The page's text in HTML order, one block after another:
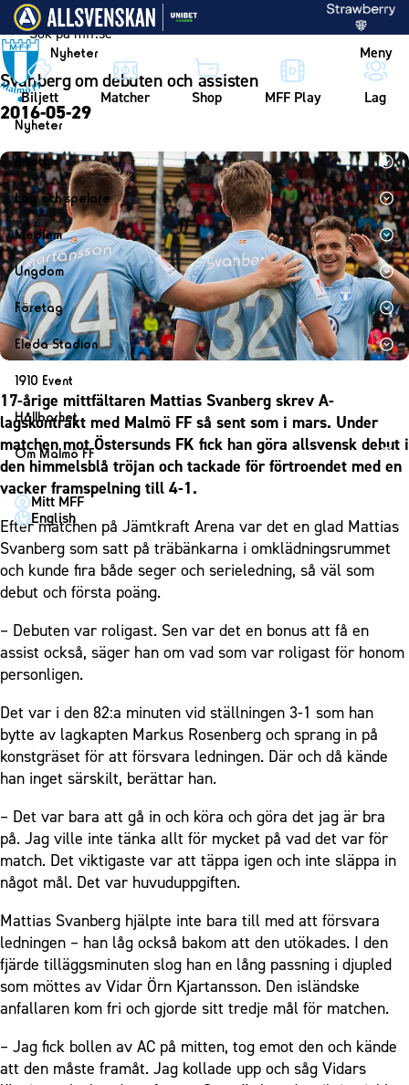
Vidare till innehållet
Nyheter Meny
Biljett Matcher Shop MFF Play Lag
Nyheter
Nyheter
Kalender
Biljett
Biljett
Årskort herr
Årskort dam
Mitt MFF
Biljetter till bortamatcher
Biljettvillkor
Lag och spelare
Lag
Herrlaget
Spelare
Ledarstab
Damlaget
Spelare
Ledarstab
Medlem
Medlemskap i Malmö FF
Årsmöte 2026
Ungdom
MFF Ungdom
Sommarfotboll
Skånecupen
Fotbollsskolan
Fotbollsnätverket
P19
F19
P17
F17
Malmö Trophy
Företag
Bli företagspartner
Nätverket
Klubbstolar
Partner dam
Eleda Stadion
Eleda Stadion
Erics Bar & Restaurang
Matchdag på Eleda Stadion
MFF-museet & rundvandringar
1910 Event
1910 Event
Fest & Event
Konferens
Möte
Mässa
Sommarfest
Julshow
Vanliga frågor om 1910 Event
Hållbarhet
Hållbarhet
Himmelsblå framtid – en match för miljön
MFF i samhället
Laget för alla
Nattfotboll
Himmelsblå Tillsammans
Karriärakademin
Grundskolefotboll mot rasismer
Skolakademier
Fonder
Om Malmö FF
Om Malmö FF
Kontakt
Press och media
Historik – herrlaget
Historik – damlaget
Närstående organisationer
Policydokument
Personuppgiftspolicy
Mitt MFF
English
Svanberg om debuten och assisten
2016-05-29
17-årige mittfältaren Mattias Svanberg skrev A-
lagskontrakt med Malmö FF så sent som i mars. Under
matchen mot Östersunds FK fick han göra allsvensk debut i
den himmelsblå tröjan och tackade för förtroendet med en
vacker framspelning till 4-1.
Efter matchen på Jämtkraft Arena var det en glad Mattias
Svanberg som satt på träbänkarna i omklädningsrummet
och kunde fira både seger och serieledning, så väl som
debut och första poäng.
– Debuten var roligast. Sen var det en bonus att få en
assist också, säger han om vad som var roligast för honom
personligen.
Det var i den 82:a minuten vid ställningen 3-1 som han
bytte av lagkapten Markus Rosenberg och sprang in på
konstgräset för att försvara ledningen. Där och då kände
han inget särskilt, berättar han.
– Det var bara att gå in och köra och göra det jag är bra
på. Jag ville inte tänka allt för mycket på vad det var för
match. Det viktigaste var att täppa igen och inte släppa in
något mål. Det var huvuduppgiften.
Mattias Svanberg hjälpte inte bara till med att försvara
ledningen – han låg också bakom att den utökades. I den
fjärde tilläggsminuten slog han en lång passning i djupled
som möttes av Vidar Örn Kjartansson. Den isländske
anfallaren kom fri och gjorde sitt tredje mål för matchen.
– Jag fick bollen av AC på mitten, tog emot den och kände
att den måste framåt. Jag kollade upp och såg Vidars